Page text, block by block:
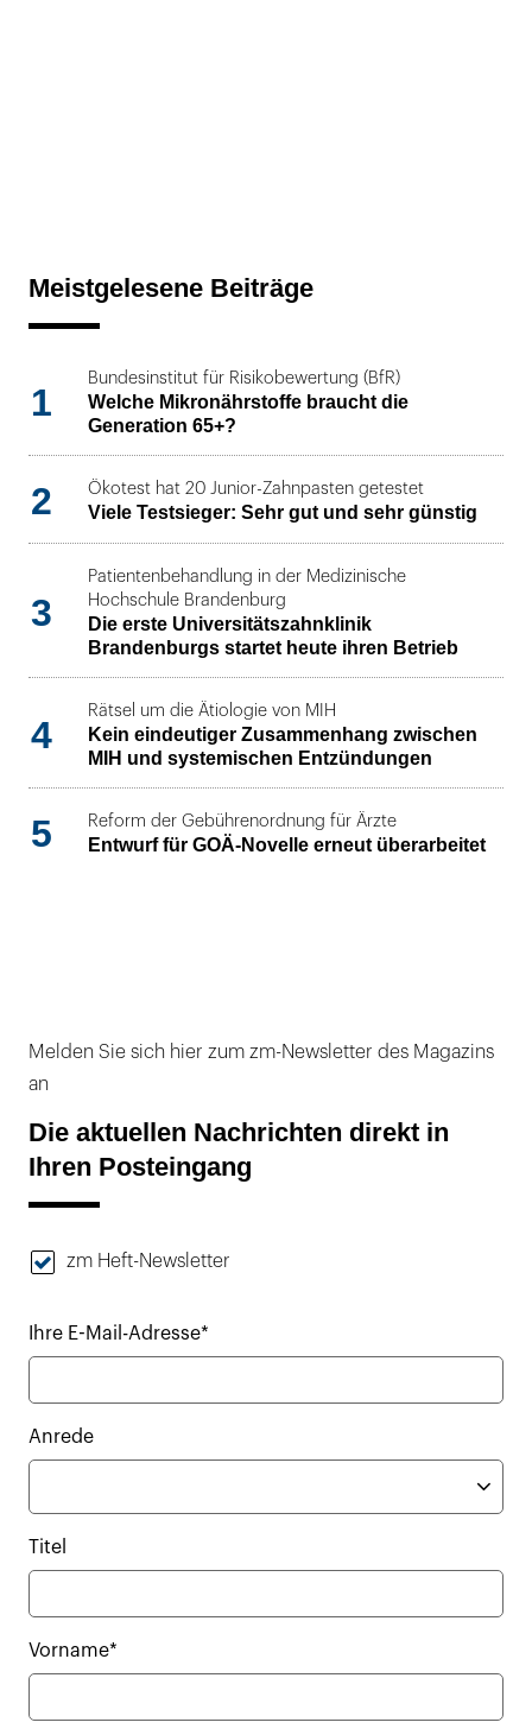
Meistgelesene Beiträge
1
Bundesinstitut für Risikobewertung (BfR)
Welche Mikronährstoffe braucht die
Generation 65+?
2 Ökotest hat 20 Junior-Zahnpasten getestet
Viele Testsieger: Sehr gut und sehr günstig
3
Patientenbehandlung in der Medizinische
Hochschule Brandenburg
Die erste Universitätszahnklinik
Brandenburgs startet heute ihren Betrieb
4
Rätsel um die Ätiologie von MIH
Kein eindeutiger Zusammenhang zwischen
MIH und systemischen Entzündungen
5 Reform der Gebührenordnung für Ärzte
Entwurf für GOÄ-Novelle erneut überarbeitet
Melden Sie sich hier zum zm-Newsletter des Magazins
an
Die aktuellen Nachrichten direkt in
Ihren Posteingang
zm Heft-Newsletter
Ihre E-Mail-Adresse*
Anrede
Titel
Vorname*